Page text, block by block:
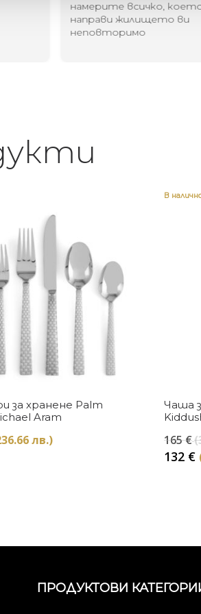
намерите всичко,
направи жилището ви
неповторимо
Купи
за хранене Palm
Aram
лв.)
В
Чаша
165€
132 €
ПРОДУКТОВИ